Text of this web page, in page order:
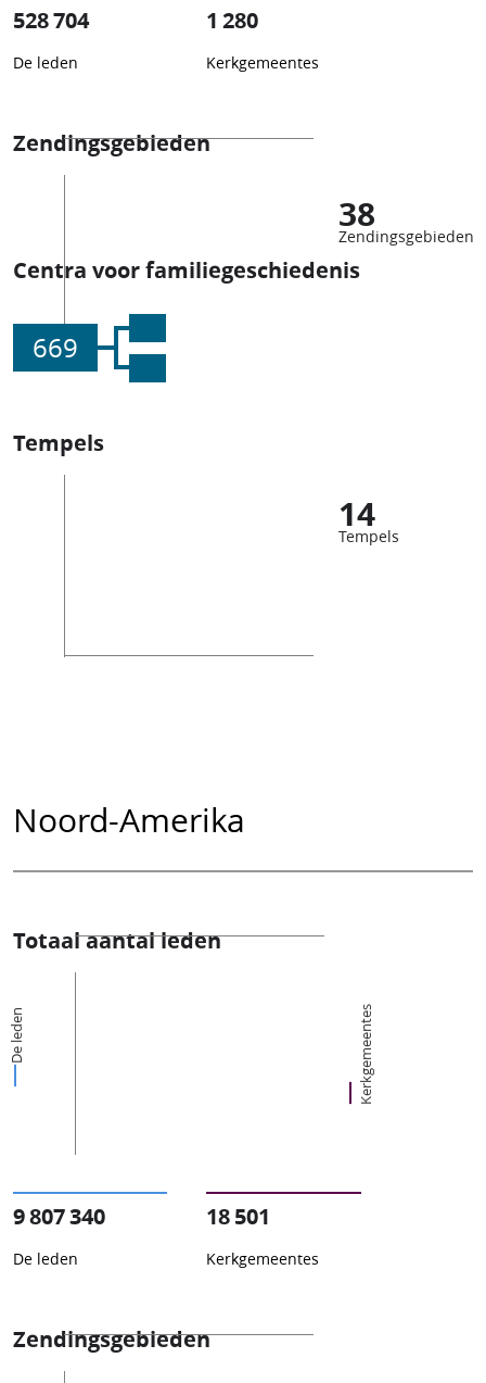
528 704
De leden
1 280
Kerkgemeentes
Zendingsgebieden
38
Zendingsgebieden
Centra voor familiegeschiedenis
669
Tempels
14
Tempels
Noord-Amerika
Totaal aantal leden
De leden Kerkgemeentes
9 807 340
De leden
18 501
Kerkgemeentes
Zendingsgebieden